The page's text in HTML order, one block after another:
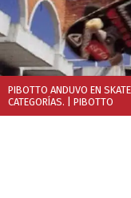
PIBOTTO ANDUVO EN
CATEGORÍAS. | PIBOTTO